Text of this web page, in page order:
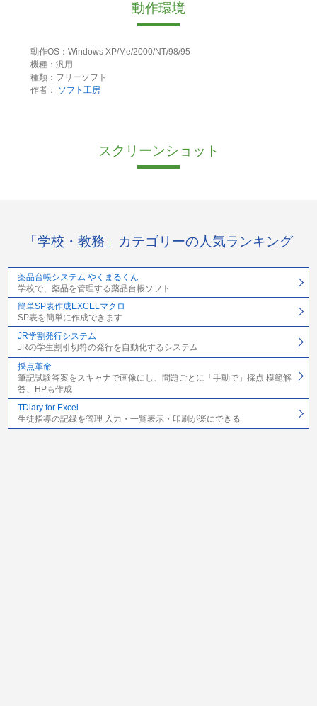
動作環境
動作OS：Windows XP/Me/2000/NT/98/95
機種：汎用
種類：フリーソフト
作者：
ソフト工房
スクリーンショット
「学校・教務」カテゴリーの人気ランキング
薬品台帳システム やくまるくん
学校で、薬品を管理する薬品台帳ソフト
簡単SP表作成EXCELマクロ
SP表を簡単に作成できます
JR学割発行システム
JRの学生割引切符の発行を自動化するシステム
採点革命
筆記試験答案をスキャナで画像にし、問題ごとに「手動で」採点 模範解
答、HPも作成
TDiary for Excel
生徒指導の記録を管理 入力・一覧表示・印刷が楽にできる